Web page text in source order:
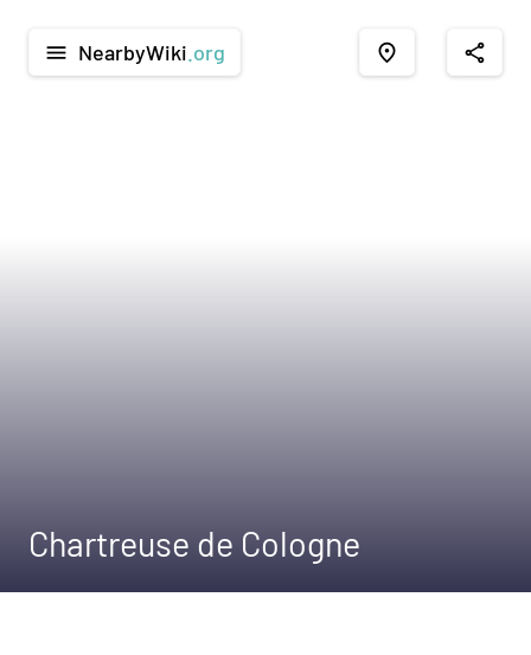
menu NearbyWiki .org place share
Chartreuse de Cologne